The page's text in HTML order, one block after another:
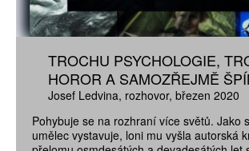
TROCHU PSYCHOLOGIE,
HOROR A SAMOZŘEJMĚ
Josef Ledvina rozhovor březen 2020
Pohybuje se na rozhraní více světů. Jako
umělec vystavuje, loni mu vyšla autorská